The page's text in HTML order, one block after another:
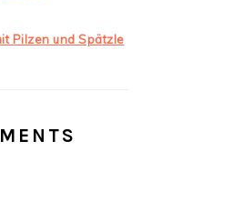
Pilzen und Spätzle